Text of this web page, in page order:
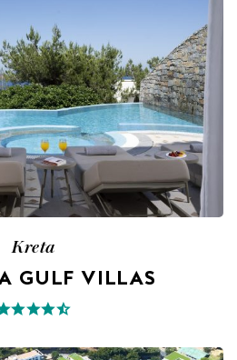
Kreta
GULF VILLAS